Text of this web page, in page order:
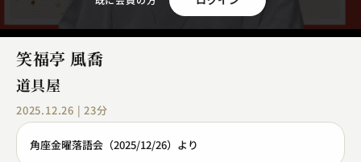
笑福亭 風喬
道具屋
2025.12.26 | 23分
角座金曜落語会（2025/12/26）より